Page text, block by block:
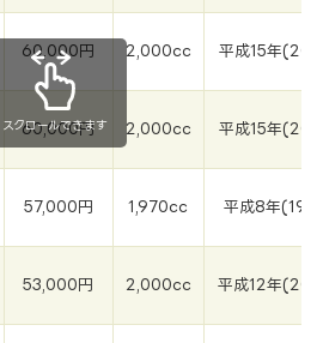
60,000円 2,000cc 平成15年
60,000円 2,000cc 平成15年
57,000円 1,970cc 平成8年
53,000円 2,000cc 平成12年
スクロールできます